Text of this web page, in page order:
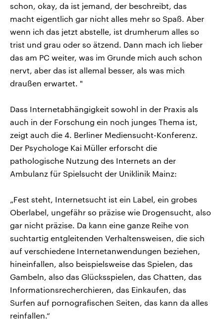
schon, okay, da ist jemand, der beschreibt, das
macht eigentlich gar nicht alles mehr so Spaß. Aber
wenn ich das jetzt abstelle, ist drumherum alles so
trist und grau oder so ätzend. Dann mach ich lieber
das am PC weiter, was im Grunde mich auch schon
nervt, aber das ist allemal besser, als was mich
draußen erwartet. "
Dass Internetabhängigkeit sowohl in der Praxis als
auch in der Forschung ein noch junges Thema ist,
zeigt auch die 4. Berliner Mediensucht-Konferenz.
Der Psychologe Kai Müller erforscht die
pathologische Nutzung des Internets an der
Ambulanz für Spielsucht der Uniklinik Mainz:
„Fest steht, Internetsucht ist ein Label, ein grobes
Oberlabel, ungefähr so präzise wie Drogensucht, also
gar nicht präzise. Da kann eine ganze Reihe von
suchtartig entgleitenden Verhaltensweisen, die sich
auf verschiedene Internetanwendungen beziehen,
hineinfallen, also beispielsweise das Spielen, das
Gambeln, also das Glücksspielen, das Chatten, das
Informationsrecherchieren, das Einkaufen, das
Surfen auf pornografischen Seiten, das kann da alles
reinfallen.“